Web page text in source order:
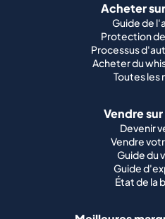
Acheter
Guide de
Protection
Processus
Acheter du
Toutes les
Vendre
Devenir
Vendre
Guide du
Guide
État de la